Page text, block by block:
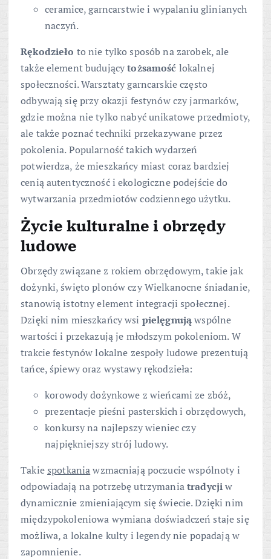
ceramice, garncarstwie i wypalaniu glinianych
naczyń.
Rękodzieło to nie tylko sposób na zarobek, ale
także element budującytożsamość lokalnej
społeczności. Warsztaty garncarskie często
odbywają się przy okazji festynów czy jarmarków,
gdzie można nie tylko nabyć unikatowe przedmioty,
ale także poznać techniki przekazywane przez
pokolenia. Popularność takich wydarzeń
potwierdza, że mieszkańcy miast coraz bardziej
cenią autentyczność i ekologiczne podejście do
wytwarzania przedmiotów codziennego użytku.
Życie kulturalne i obrzędy
ludowe
Obrzędy związane z rokiem obrzędowym, takie jak
dożynki, święto plonów czy Wielkanocne śniadanie,
stanowią istotny element integracji społecznej.
Dzięki nim mieszkańcy wsi pielęgnująwspólne
wartości i przekazują je młodszym pokoleniom. W
trakcie festynów lokalne zespoły ludowe prezentują
tańce, śpiewy oraz wystawy rękodzieła:
korowody dożynkowe z wieńcami ze zbóż,
prezentacje pieśni pasterskich i obrzędowych,
konkursy na najlepszy wieniec czy
najpiękniejszy strój ludowy.
Takiespotkaniawzmacniają poczucie wspólnoty i
odpowiadają na potrzebę utrzymaniatradycjiw
dynamicznie zmieniającym się świecie. Dzięki nim
międzypokoleniowa wymiana doświadczeń staje się
możliwa, a lokalne kulty i legendy nie popadają w
zapomnienie.